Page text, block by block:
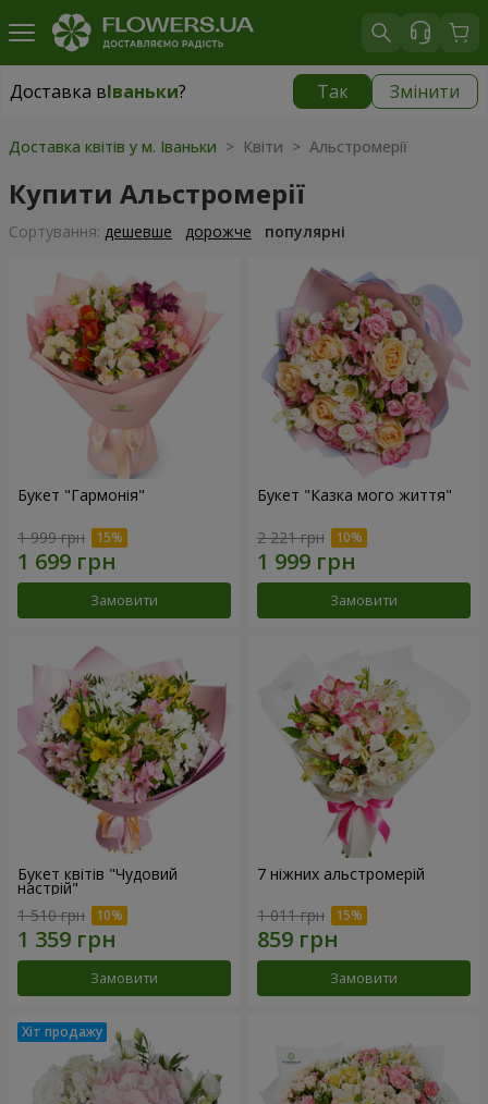
Доставка вІваньки? Так Змінити
Доставка вІваньки|
Доставка квітів у м. Іваньки > Квіти > Альстромерії
Купити Альстромерії
Сортування: дешевше дорожче популярні
Букет "Гармонія"
1 999 грн
Замовити
Букет "Казка мого життя"
2 221 грн
Замовити
Букет квітів "Чудовий
настрій"
1 510 грн
Замовити
7 ніжних альстромерій
1 011 грн
Замовити